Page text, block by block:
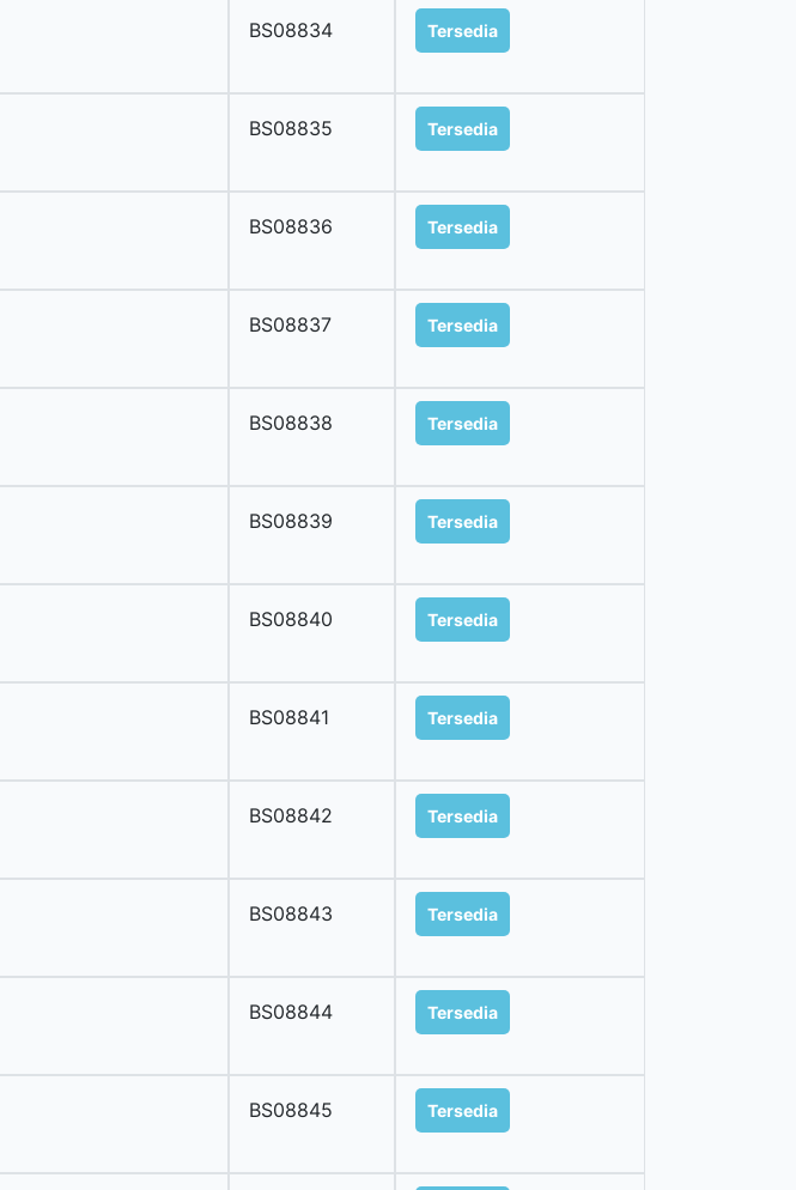
BS08834 Tersedia
BS08835 Tersedia
BS08836 Tersedia
BS08837 Tersedia
BS08838 Tersedia
BS08839 Tersedia
BS08840 Tersedia
BS08841 Tersedia
BS08842 Tersedia
BS08843 Tersedia
BS08844 Tersedia
BS08845 Tersedia